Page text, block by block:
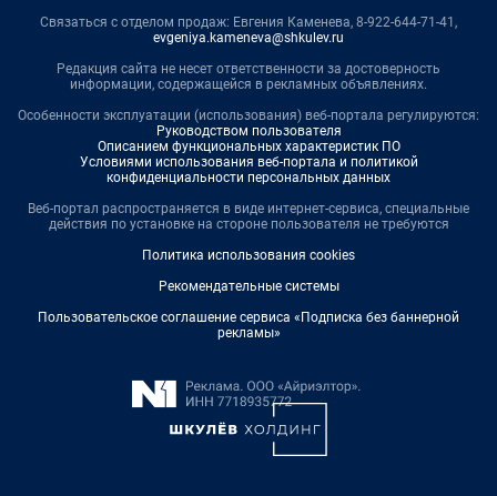
Связаться с отделом продаж: Евгения Каменева, 8-922-644-71-41,
evgeniya.kameneva@shkulev.ru
Редакция сайта не несет ответственности за достоверность
информации, содержащейся в рекламных объявлениях.
Особенности эксплуатации (использования) веб-портала регулируются:
Руководством пользователя
Описанием функциональных характеристик ПО
Условиями использования веб-портала и политикой
конфиденциальности персональных данных
Веб-портал распространяется в виде интернет-сервиса, специальные
действия по установке на стороне пользователя не требуются
Политика использования cookies
Рекомендательные системы
Пользовательское соглашение сервиса «Подписка без баннерной
рекламы»